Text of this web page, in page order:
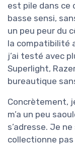
est pile dans ce
basse sensi,
un peu peur du
la compatibilité
j’ai testé avec
Superlight,
bureautique
Concrètement,
m’a un peu
s’adresse. Je
collectionne